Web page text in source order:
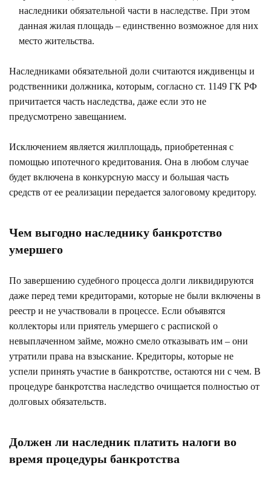
наследники обязательной части в наследстве. При этом
данная жилая площадь – единственно возможное для них
место жительства.
Наследниками обязательной доли считаются иждивенцы и
родственники должника, которым, согласно ст. 1149 ГК РФ
причитается часть наследства, даже если это не
предусмотрено завещанием.
Исключением является жилплощадь, приобретенная с
помощью ипотечного кредитования. Она в любом случае
будет включена в конкурсную массу и большая часть
средств от ее реализации передается залоговому кредитору.
Чем выгодно наследнику банкротство
умершего
По завершению судебного процесса долги ликвидируются
даже перед теми кредиторами, которые не были включены в
реестр и не участвовали в процессе. Если объявятся
коллекторы или приятель умершего с распиской о
невыплаченном займе, можно смело отказывать им – они
утратили права на взыскание. Кредиторы, которые не
успели принять участие в банкротстве, остаются ни с чем. В
процедуре банкротства наследство очищается полностью от
долговых обязательств.
Должен ли наследник платить налоги во
время процедуры банкротства